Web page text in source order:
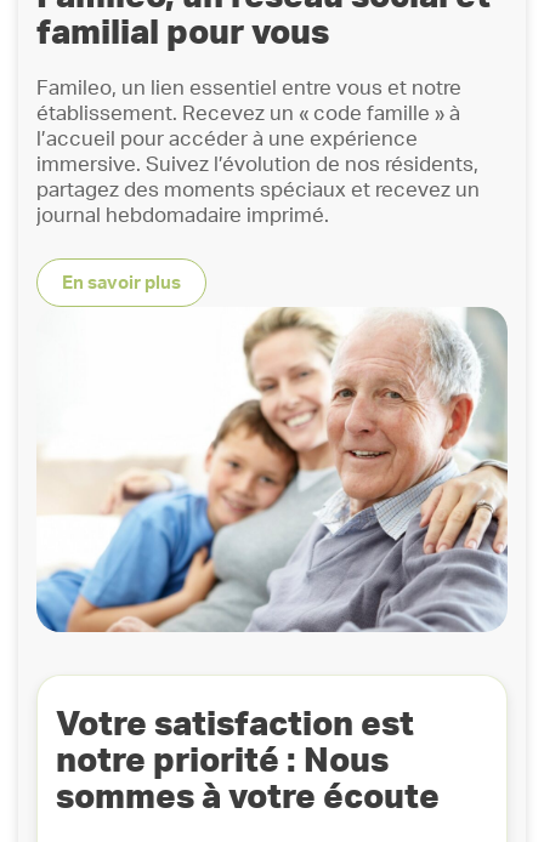
familial pour vous
Famileo, un lien essentiel entre vous et notre
établissement. Recevez un « code famille » à
l’accueil pour accéder à une expérience
immersive. Suivez l’évolution de nos résidents,
partagez des moments spéciaux et recevez un
journal hebdomadaire imprimé.
En savoir plus
Votre satisfaction est
notre priorité : Nous
sommes à votre écoute